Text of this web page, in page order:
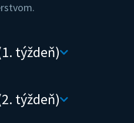
týždeň)
týždeň)